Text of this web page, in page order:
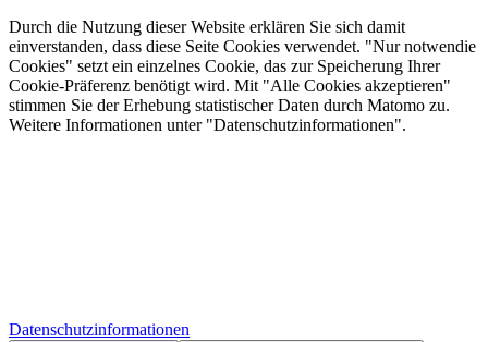
Durch die Nutzung dieser Website erklären Sie sich damit
einverstanden, dass diese Seite Cookies verwendet. "Nur notwendie
Cookies" setzt ein einzelnes Cookie, das zur Speicherung Ihrer
Cookie-Präferenz benötigt wird. Mit "Alle Cookies akzeptieren"
stimmen Sie der Erhebung statistischer Daten durch Matomo zu.
Weitere Informationen unter "Datenschutzinformationen".
Datenschutzinformationen